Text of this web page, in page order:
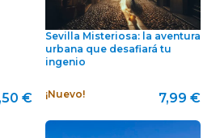
€
Sevilla Misteriosa: la aventura
urbana que desafiará tu
ingenio
¡Nuevo! 7,99 €